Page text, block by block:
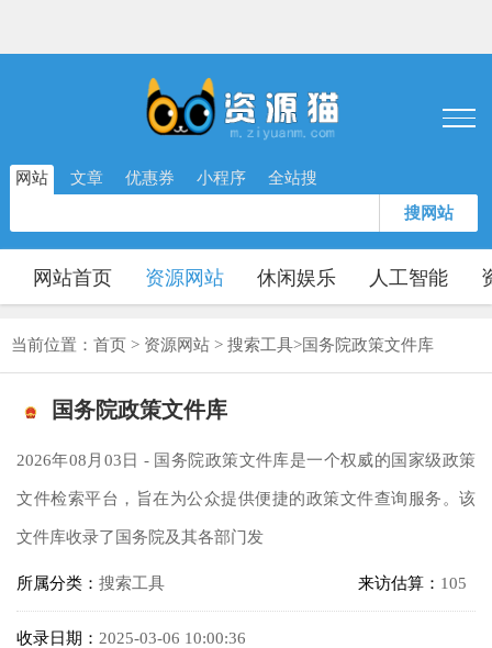
网站 文章 优惠券 小程序 全站搜
搜网站
网站首页 资源网站 休闲娱乐 人工智能
当前位置： 首页 > 资源网站 > 搜索工具>国务院政策文件库
国务院政策文件库
2026年08月03日 - 国务院政策文件库是一个权威的国家级政策
文件检索平台，旨在为公众提供便捷的政策文件查询服务。该
文件库收录了国务院及其各部门发
所属分类： 搜索工具 来访估算： 105
收录日期： 2025-03-06 10:00:36